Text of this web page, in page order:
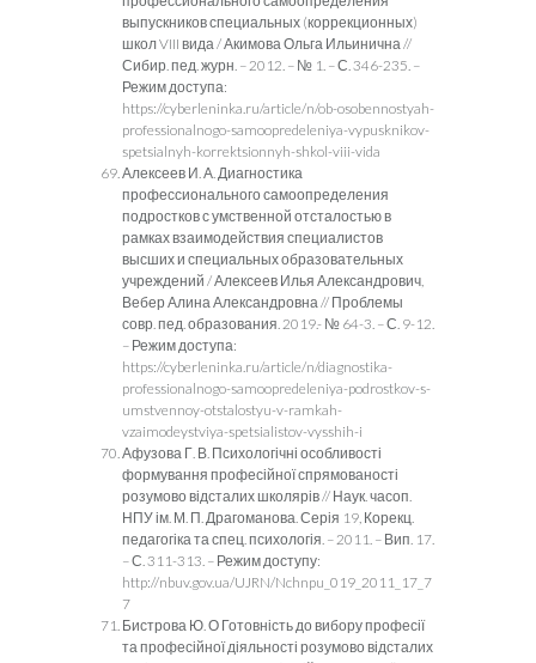
выпускников специальных (коррекционных)
школ VIII вида / Акимова Ольга Ильинична //
Сибир. пед. журн. – 2012. – № 1. – С. 346-235. –
Режим доступа:
https://cyberleninka.ru/article/n/ob-osobennostyah-
professionalnogo-samoopredeleniya-vypusknikov-
spetsialnyh-korrektsionnyh-shkol-viii-vida
Алексеев И. А. Диагностика
профессионального самоопределения
подростков с умственной отсталостью в
рамках взаимодействия специалистов
высших и специальных образовательных
учреждений / Алексеев Илья Александрович,
Вебер Алина Александровна // Проблемы
совр. пед. образования. 2019.- № 64-3. – С. 9-12.
– Режим доступа:
https://cyberleninka.ru/article/n/diagnostika-
professionalnogo-samoopredeleniya-podrostkov-s-
umstvennoy-otstalostyu-v-ramkah-
vzaimodeystviya-spetsialistov-vysshih-i
Афузова Г. В. Психологічні особливості
формування професійної спрямованості
розумово відсталих школярів // Наук. часоп.
НПУ ім. М. П. Драгоманова. Серія 19, Корекц.
педагогіка та спец. психологія. – 2011. – Вип. 17.
– С. 311-313. – Режим доступу:
http://nbuv.gov.ua/UJRN/Nchnpu_019_2011_17_7
7
Бистрова Ю. О Готовність до вибору професії
та професійної діяльності розумово відсталих